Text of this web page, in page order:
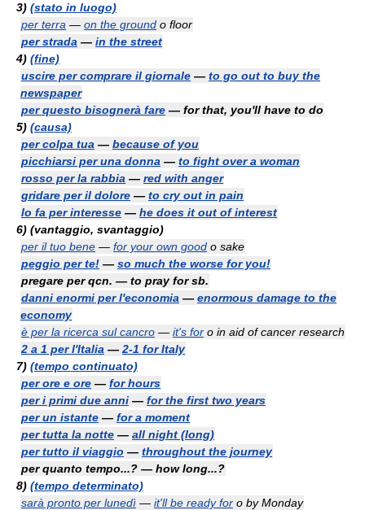
3) (stato in luogo)
per terra — on the ground o floor
per strada — in the street
4) (fine)
uscire per comprare il giornale — to go out to buy the
newspaper
per questo bisognerà fare — for that, you'll have to do
5) (causa)
per colpa tua — because of you
picchiarsi per una donna — to fight over a woman
rosso per la rabbia — red with anger
gridare per il dolore — to cry out in pain
lo fa per interesse — he does it out of interest
6) (vantaggio, svantaggio)
per il tuo bene — for your own good o sake
peggio per te! — so much the worse for you!
pregare per qcn. — to pray for sb.
danni enormi per l'economia — enormous damage to the
economy
è per la ricerca sul cancro — it's for o in aid of cancer research
2 a 1 per l'Italia — 2-1 for Italy
7) (tempo continuato)
per ore e ore — for hours
per i primi due anni — for the first two years
per un istante — for a moment
per tutta la notte — all night (long)
per tutto il viaggio — throughout the journey
per quanto tempo...? — how long...?
8) (tempo determinato)
sarà pronto per lunedì — it'll be ready for o by Monday